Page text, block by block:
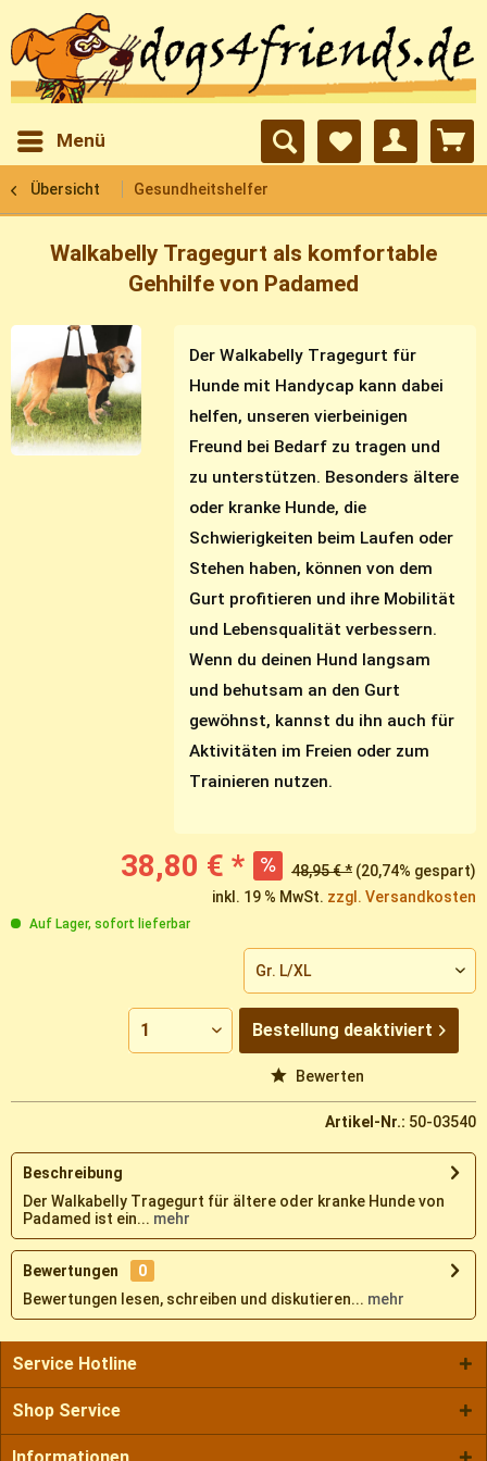
Menü
Übersicht Gesundheitshelfer
Walkabelly Tragegurt als komfortable
Gehhilfe von Padamed
Der Walkabelly Tragegurt für
Hunde mit Handycap kann dabei
helfen, unseren vierbeinigen
Freund bei Bedarf zu tragen und
zu unterstützen. Besonders ältere
oder kranke Hunde, die
Schwierigkeiten beim Laufen oder
Stehen haben, können von dem
Gurt profitieren und ihre Mobilität
und Lebensqualität verbessern.
Wenn du deinen Hund langsam
und behutsam an den Gurt
gewöhnst, kannst du ihn auch für
Aktivitäten im Freien oder zum
Trainieren nutzen.
38,80 € * 48,95 € * (20,74% gespart)
inkl. 19 % MwSt. zzgl. Versandkosten
Auf Lager, sofort lieferbar
Bestellung deaktiviert
Bewerten
Artikel-Nr.: 50-03540
Beschreibung
Der Walkabelly Tragegurt für ältere oder kranke Hunde von
Padamed ist ein... mehr
Bewertungen
0
Bewertungen lesen, schreiben und diskutieren... mehr
Service Hotline
Shop Service